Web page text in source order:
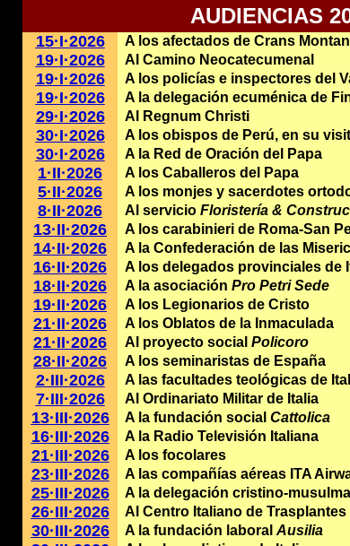
AUDIENCIAS
15·I·2026 A los afectados de Crans
19·I·2026 Al Camino Neocatecumenal
19·I·2026 A los policías e inspectores del
19·I·2026 A la delegación ecuménica de
29·I·2026 Al Regnum Christi
30·I·2026 A los obispos de Perú, en su
30·I·2026 A la Red de Oración del Papa
1·II·2026 A los Caballeros del Papa
5·II·2026 A los monjes y sacerdotes
8·II·2026 Al servicio Floristería &
13·II·2026 A los carabinieri de Roma-San
14·II·2026 A la Confederación de las
16·II·2026 A los delegados provinciales de
18·II·2026 A la asociación Pro Petri Sede
19·II·2026 A los Legionarios de Cristo
21·II·2026 A los Oblatos de la Inmaculada
21·II·2026 Al proyecto social Policoro
28·II·2026 A los seminaristas de España
2·III·2026 A las facultades teológicas de
7·III·2026 Al Ordinariato Militar de Italia
13·III·2026 A la fundación social Cattolica
16·III·2026 A la Radio Televisión Italiana
21·III·2026 A los focolares
23·III·2026 A las compañías aéreas ITA
25·III·2026 A la delegación cristino-
26·III·2026 Al Centro Italiano de Trasplantes
30·III·2026 A la fundación laboral Ausilia